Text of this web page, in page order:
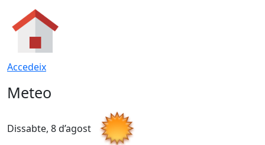
Accedeix
Meteo
Dissabte, 8 d’agost